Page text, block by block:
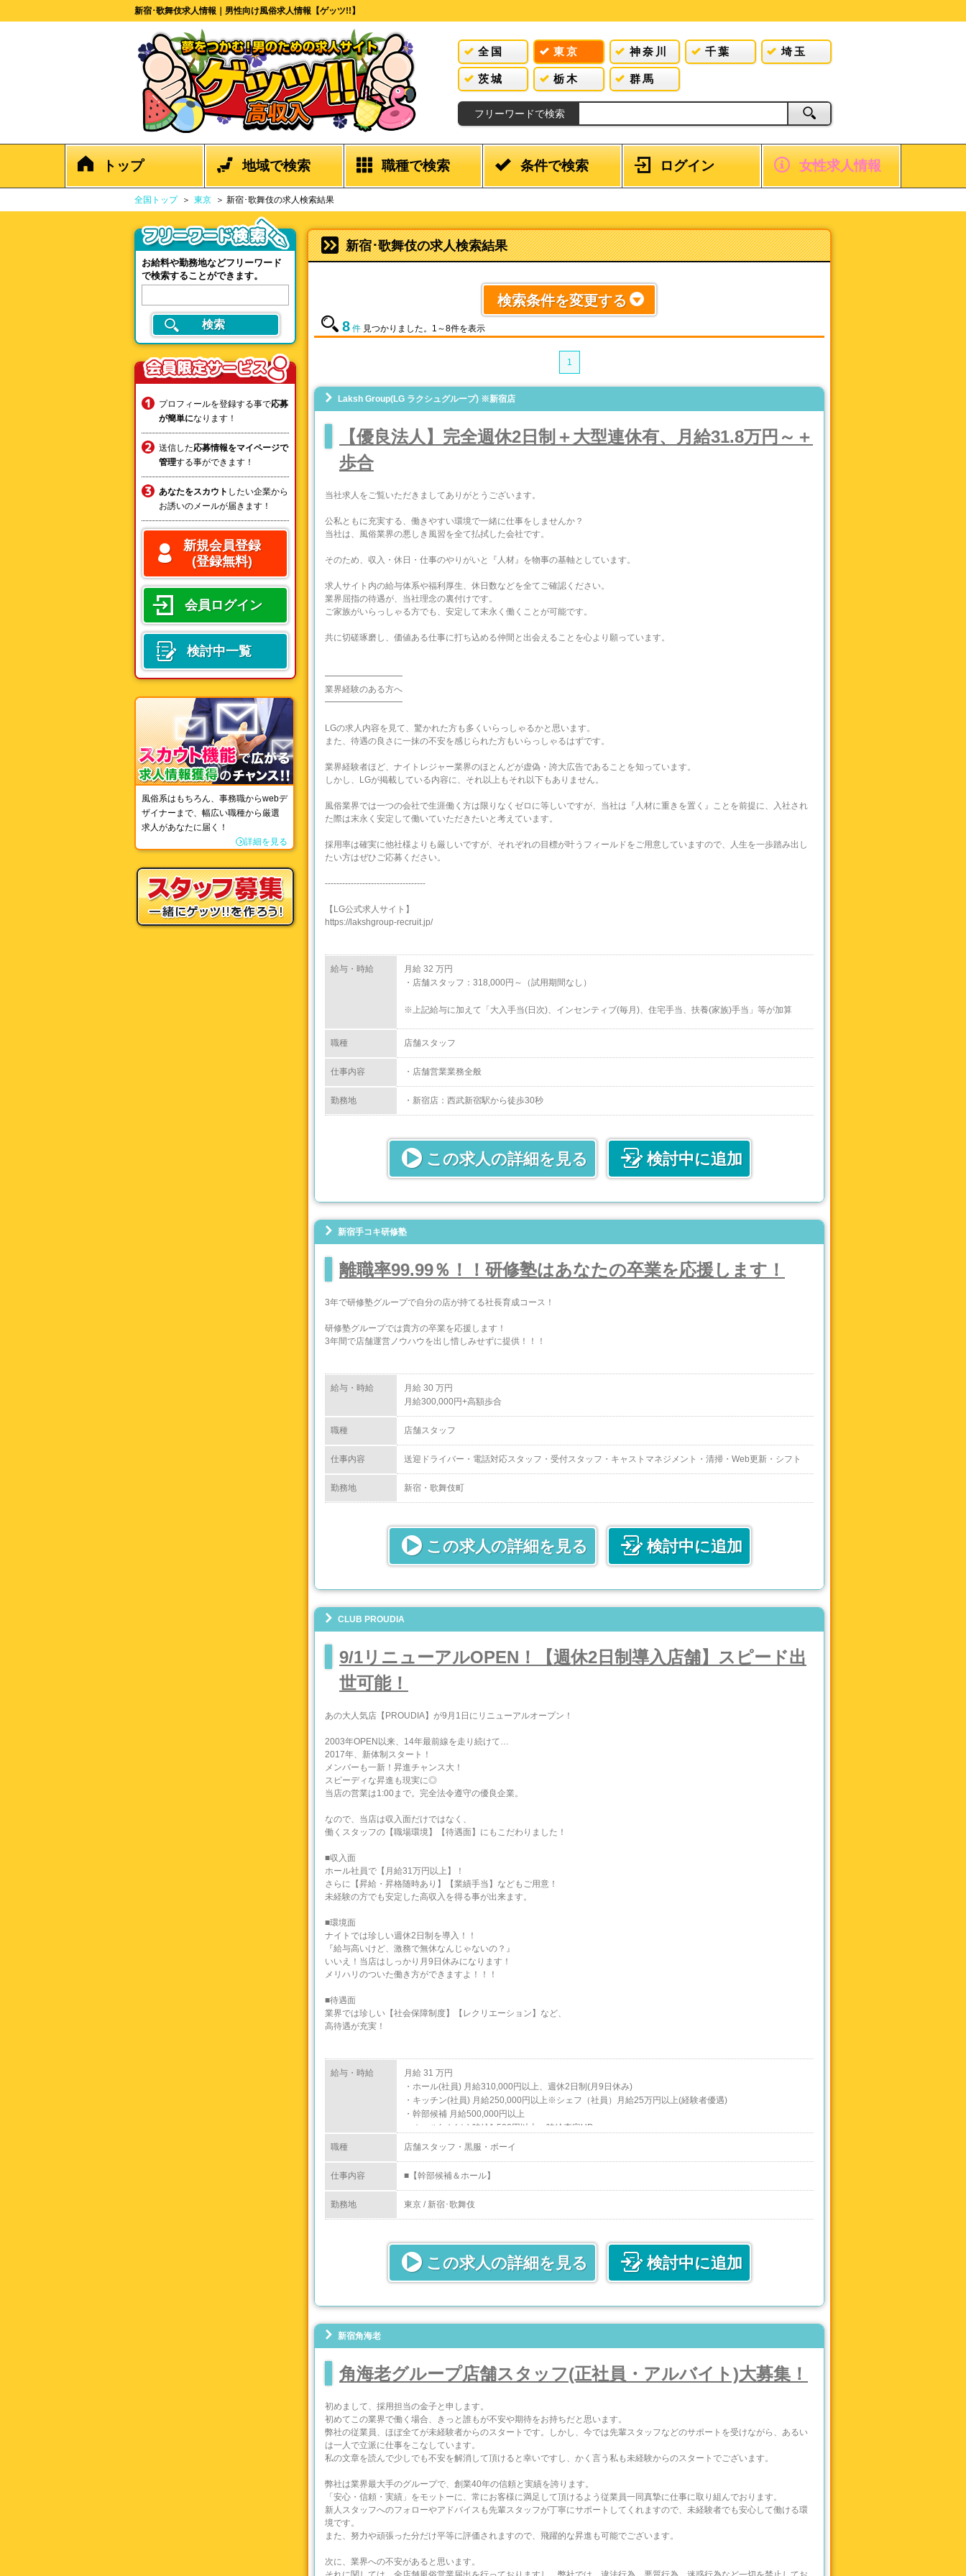
新宿･歌舞伎求人情報｜男性向け風俗求人情報【ゲッツ!!】
全国 東京 神奈川 千葉 埼玉
茨城 栃木 群馬
フリーワードで検索
トップ 地域で検索 職種で検索 条件で検索 ログイン 女性求人情報
全国トップ 東京 新宿･歌舞伎の求人検索結果
お給料や勤務地などフリーワード
で検索することができます。
検索
プロフィールを登録する事で応募
が簡単になります！
送信した応募情報をマイページで
管理する事ができます！
あなたをスカウト したい企業から
お誘いのメールが届きます！
新規会員登録
(登録無料)
会員ログイン
検討中一覧
風俗系はもちろん、事務職からwebデ
ザイナーまで、幅広い職種から厳選
求人があなたに届く！
詳細を見る
新宿･歌舞伎の求人検索結果
検索条件を変更する
8 件 見つかりました。1～8件を表示
1
Laksh Group(LG ラクシュグループ) ※新宿店
【優良法人】完全週休2日制＋大型連休有、月給31.8万円～＋
歩合
当社求人をご覧いただきましてありがとうございます。
公私ともに充実する、働きやすい環境で一緒に仕事をしませんか？
当社は、風俗業界の悪しき風習を全て払拭した会社です。
そのため、収入・休日・仕事のやりがいと『人材』を物事の基軸としています。
求人サイト内の給与体系や福利厚生、休日数などを全てご確認ください。
業界屈指の待遇が、当社理念の裏付けです。
ご家族がいらっしゃる方でも、安定して末永く働くことが可能です。
共に切磋琢磨し、価値ある仕事に打ち込める仲間と出会えることを心より願っています。
━━━━━━━━━
業界経験のある方へ
━━━━━━━━━
LGの求人内容を見て、驚かれた方も多くいらっしゃるかと思います。
また、待遇の良さに一抹の不安を感じられた方もいらっしゃるはずです。
業界経験者ほど、ナイトレジャー業界のほとんどが虚偽・誇大広告であることを知っています。
しかし、LGが掲載している内容に、それ以上もそれ以下もありません。
風俗業界では一つの会社で生涯働く方は限りなくゼロに等しいですが、当社は『人材に重きを置く』ことを前提に、入社され
た際は末永く安定して働いていただきたいと考えています。
採用率は確実に他社様よりも厳しいですが、それぞれの目標が叶うフィールドをご用意していますので、人生を一歩踏み出し
たい方はぜひご応募ください。
-----------------------------------
【LG公式求人サイト】
https://lakshgroup-recruit.jp/
給与・時給
月給 32 万円
・店舗スタッフ：318,000円～（試用期間なし）
※上記給与に加えて「大入手当(日次)、インセンティブ(毎月)、住宅手当、扶養(家族)手当」等が加算
※勤務年数評価によって、1年毎に業務成績とは関係なく5,000円〜10,000円の昇給
・副主任：月給340,000円〜
・副店長：月給400,000円〜
職種 店舗スタッフ
仕事内容 ・店舗営業業務全般
【店舗スタッフとして必要となる人物像】
まずは、店舗スタッフからキャリアをスタートしていただき、副主任、主任、副店長、店長と昇格を目
もちろん、店長や幹部を目指される方だけでなく、ご自分のリズムを大切にし、ゆっくりと一歩ずつ進
んでいく働き方も歓迎しています。
経験は一切問いませんので、笑顔で仕事に取り組むことができ、決められたことをきちんとこなしてい
ける方が必要とされます。
勤務地 ・新宿店：西武新宿駅から徒歩30秒
この求人の詳細を見る 検討中に追加
新宿手コキ研修塾
離職率99.99％！！研修塾はあなたの卒業を応援します！
3年で研修塾グループで自分の店が持てる社長育成コース！
研修塾グループでは貴方の卒業を応援します！
3年間で店舗運営ノウハウを出し惜しみせずに提供！！！
給与・時給
月給 30 万円
月給300,000円+高額歩合
職種 店舗スタッフ
仕事内容
送迎ドライバー・電話対応スタッフ・受付スタッフ・キャストマネジメント・清掃・Web更新・シフト
管理など
勤務地
新宿・歌舞伎町
この求人の詳細を見る 検討中に追加
CLUB PROUDIA
9/1リニューアルOPEN！【週休2日制導入店舗】スピード出
世可能！
あの大人気店【PROUDIA】が9月1日にリニューアルオープン！
2003年OPEN以来、14年最前線を走り続けて…
2017年、新体制スタート！
メンバーも一新！昇進チャンス大！
スピーディな昇進も現実に◎
当店の営業は1:00まで。完全法令遵守の優良企業。
なので、当店は収入面だけではなく、
働くスタッフの【職場環境】【待遇面】にもこだわりました！
■収入面
ホール社員で【月給31万円以上】！
さらに【昇給・昇格随時あり】【業績手当】などもご用意！
未経験の方でも安定した高収入を得る事が出来ます。
■環境面
ナイトでは珍しい週休2日制を導入！！
『給与高いけど、激務で無休なんじゃないの？』
いいえ！当店はしっかり月9日休みになります！
メリハリのついた働き方ができますよ！！！
■待遇面
業界では珍しい【社会保障制度】【レクリエーション】など、
高待遇が充実！
給与・時給
月給 31 万円
・ホール(社員) 月給310,000円以上、週休2日制(月9日休み)
・キッチン(社員) 月給250,000円以上※シェフ（社員）月給25万円以上(経験者優遇)
・幹部候補 月給500,000円以上
・ホール(バイト) 時給1,500円以上＜時給査定UP＞
・ソムリエ 月給300,000円以上
職種 店舗スタッフ・黒服・ボーイ
仕事内容
■【幹部候補＆ホール】
お客様のご案内、フード・ドリンクの配膳、灰皿交換など、簡単な業務からお願い致します。
ゆくゆくは、イベント企画、新人教育、スタッフ管理、女の子フォローなどの、店舗運営業務全般に関
わるお仕事にも携わっていただきます。
・ナイト業界で経験を積みたい
・とにかく高収入を稼ぎたい
・長期的に勤めたい
・将来を見据えた会社(店舗)運営の元、働きたい
業界未経験の方も安心◎社会保障制度も整えていますよ！
まずは簡単な盛付・洗い物やキッチン周りの掃除、整理整頓等をお願いします。
慣れてきたらメニューの考案などにも携われます。
■ソムリエ
ワインやお酒の品質管理からお客様への選定・提供お願いします。
※応募資格：ソムリエ資格保有者
■エスコート
どなたでも簡単にできますよ。
勤務地 東京 / 新宿･歌舞伎
この求人の詳細を見る 検討中に追加
新宿角海老
角海老グループ店舗スタッフ(正社員・アルバイト)大募集！
初めまして、採用担当の金子と申します。
初めてこの業界で働く場合、きっと誰もが不安や期待をお持ちだと思います。
弊社の従業員、ほぼ全てが未経験者からのスタートです。しかし、今では先輩スタッフなどのサポートを受けながら、あるい
は一人で立派に仕事をこなしています。
私の文章を読んで少しでも不安を解消して頂けると幸いですし、かく言う私も未経験からのスタートでございます。
弊社は業界最大手のグループで、創業40年の信頼と実績を誇ります。
「安心・信頼・実績」をモットーに、常にお客様に満足して頂けるよう従業員一同真摯に仕事に取り組んでおります。
新人スタッフへのフォローやアドバイスも先輩スタッフが丁寧にサポートしてくれますので、未経験者でも安心して働ける環
境です。
また、努力や頑張った分だけ平等に評価されますので、飛躍的な昇進も可能でございます。
次に、業界への不安があると思います。